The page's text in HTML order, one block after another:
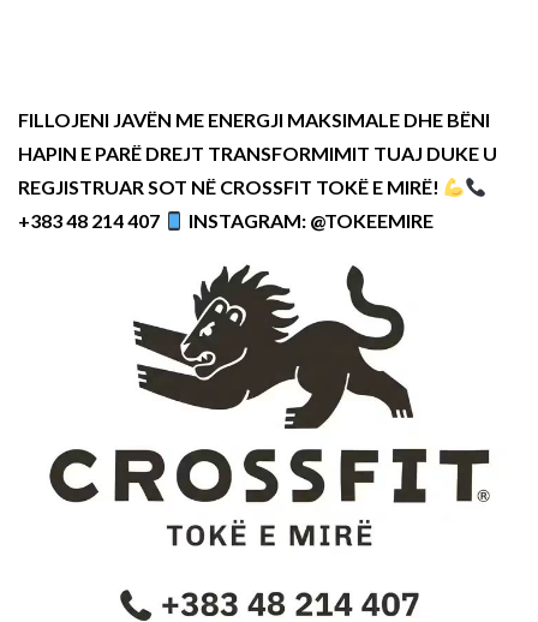
FILLOJENI JAVËN ME ENERGJI MAKSIMALE DHE BËNI
HAPIN E PARË DREJT TRANSFORMIMIT TUAJ DUKE U
REGJISTRUAR SOT NË CROSSFIT TOKË E MIRË!
+383 48 214 407
INSTAGRAM: @TOKEEMIRE